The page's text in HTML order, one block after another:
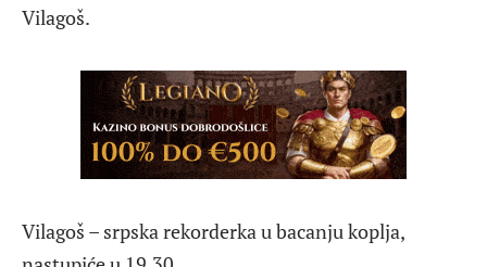
Vilagoš.
Vilagoš – srpska rekorderka u bacanju koplja,